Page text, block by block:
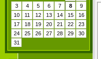
3
4 5 6 7 8
9
10
11 12 13 14 15
16
17
18 19 20 21 22
23
24
25 26 27 28 29
30
31